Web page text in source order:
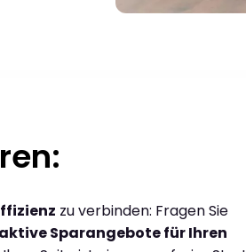
zu verbinden: Fragen Sie
Sparangebote für Ihren